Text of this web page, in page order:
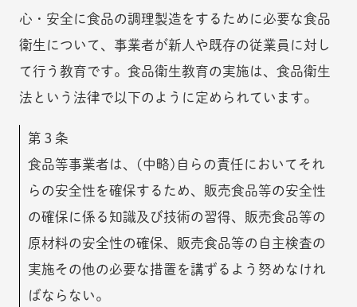
心・安全に食品の調理製造をするために必要な食品
衛生について、事業者が新人や既存の従業員に対し
て行う教育です。食品衛生教育の実施は、食品衛生
法という法律で以下のように定められています。
第３条
食品等事業者は、(中略)自らの責任においてそれ
らの安全性を確保するため、販売食品等の安全性
の確保に係る知識及び技術の習得、販売食品等の
原材料の安全性の確保、販売食品等の自主検査の
実施その他の必要な措置を講ずるよう努めなけれ
ばならない。